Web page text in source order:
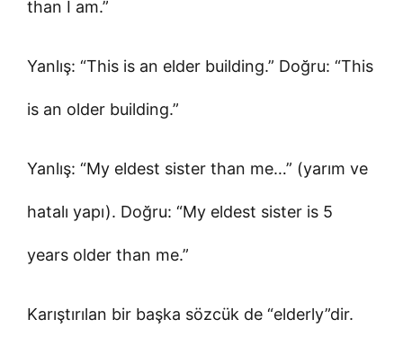
than I am.”
Yanlış: “This is an elder building.” Doğru: “This
is an older building.”
Yanlış: “My eldest sister than me…” (yarım ve
hatalı yapı). Doğru: “My eldest sister is 5
years older than me.”
Karıştırılan bir başka sözcük de “elderly”dir.